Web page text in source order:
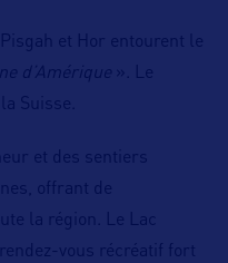
et Hor entourent le
d’Amérique
». Le
Suisse.
et des sentiers
offrant de
la région. Le Lac
vous récréatif fort